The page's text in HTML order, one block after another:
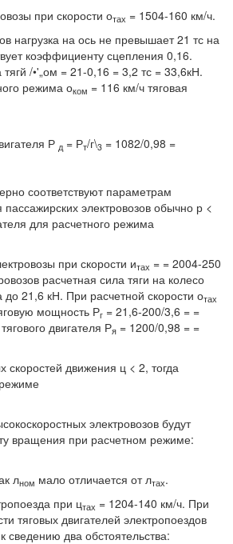
при скорости отах = 1504-160 км/ч.
нагрузка на ось не превышает 21 тс на
коэффициенту сцепления 0,16.
/•'„ом = 21-0,16 = 3,2 тс = 33,6кН.
режима оком = 116 км/ч тяговая
Р д = Рт/г\3 = 1082/0,98 =
соответствуют параметрам
электровозов обычно р <
для расчетного режима
при скорости итах = = 2004-250
расчетная сила тяги на колесо
21,6 кН. При расчетной скорости отах
мощность Рг = 21,6-200/3,6 = =
двигателя Ря = 1200/0,98 = =
движения ц < 2, тогда
электровозов будут
вращения при расчетном режиме:
лном мало отличается от лтах.
при цтах = 1204-140 км/ч. При
тяговых двигателей электропоездов
сведению два обстоятельства: